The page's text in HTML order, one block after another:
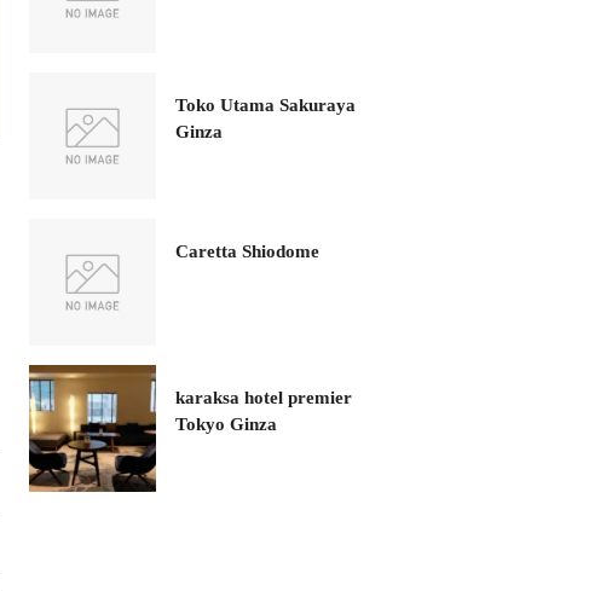
Toko Utama Sakuraya
Ginza
Caretta Shiodome
karaksa hotel premier
Tokyo Ginza